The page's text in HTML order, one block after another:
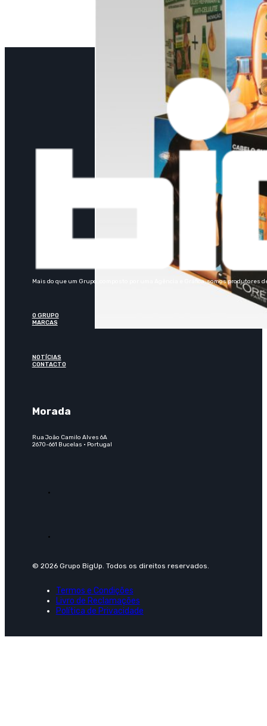
Mais do que um Grupo, composto por uma Agência e Gráfica, somos produtores
O GRUPO
MARCAS
NOTÍCIAS
CONTACTO
Morada
Rua João Camilo Alves 6A
2670-661 Bucelas · Portugal
© 2026 Grupo BigUp. Todos os direitos reservados.
Termos e Condições
Livro de Reclamações
Política de Privacidade